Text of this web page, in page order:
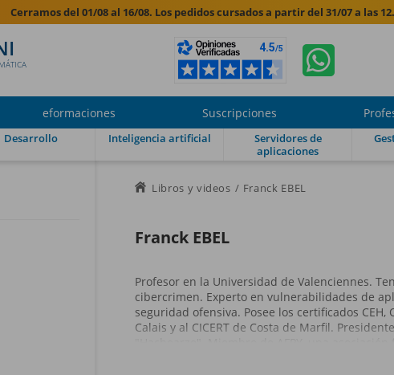
Cerramos del 01/08 al 16/08. Los pedidos cursados a partir del 31/07 a las
eformaciones Suscripciones
Desarrollo Inteligencia artificial
Servidores de
aplicaciones
Libros y videos Franck EBEL
Franck EBEL
Profesor en la Universidad de Valenciennes.
cibercrimen. Experto en vulnerabilidades de
seguridad ofensiva. Posee los certificados
Calais y al CICERT de Costa de Marfil.